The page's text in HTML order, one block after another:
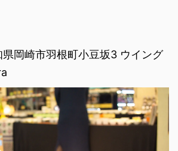
岡崎市羽根町小豆坂3 ウイング